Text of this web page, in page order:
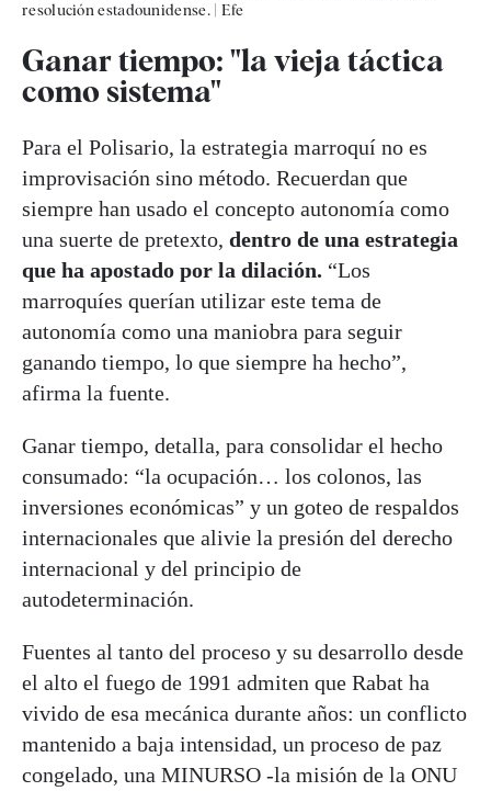
resolución estadounidense.| Efe
Ganar tiempo: "la vieja táctica
como sistema"
Para el Polisario, la estrategia marroquí no es
improvisación sino método. Recuerdan que
siempre han usado el concepto autonomía como
una suerte de pretexto, dentro de una estrategia
que ha apostado por la dilación. “Los
marroquíes querían utilizar este tema de
autonomía como una maniobra para seguir
ganando tiempo, lo que siempre ha hecho”,
afirma la fuente.
Ganar tiempo, detalla, para consolidar el hecho
consumado: “la ocupación… los colonos, las
inversiones económicas” y un goteo de respaldos
internacionales que alivie la presión del derecho
internacional y del principio de
autodeterminación.
Fuentes al tanto del proceso y su desarrollo desde
el alto el fuego de 1991 admiten que Rabat ha
vivido de esa mecánica durante años: un conflicto
mantenido a baja intensidad, un proceso de paz
congelado, una MINURSO -la misión de la ONU